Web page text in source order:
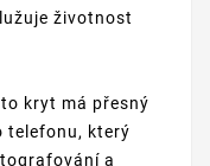
životnost
kryt má přesný
telefonu, který
a